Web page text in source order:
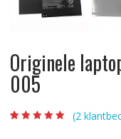
Originele
005
(2